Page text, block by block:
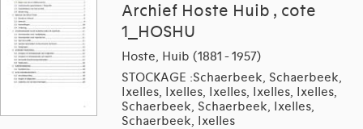
Archief Hoste Huib , cote
1_HOSHU
Hoste, Huib (1881 - 1957)
STOCKAGE :Schaerbeek, Schaerbeek,
Ixelles, Ixelles, Ixelles, Ixelles, Ixelles,
Schaerbeek, Schaerbeek, Ixelles,
Schaerbeek, Ixelles